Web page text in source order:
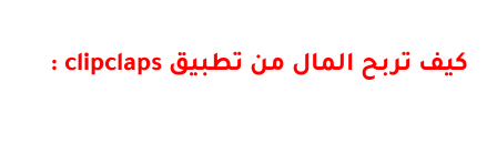
كيف تربح المال من تطبيق clipclaps
: